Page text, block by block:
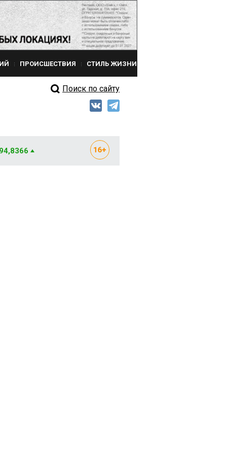
ПРОИСШЕСТВИЯ СТИЛЬ ЖИЗНИ
Поиск по сайту